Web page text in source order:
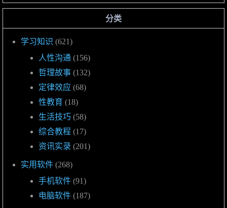
分类
学习知识 (621)
人性沟通 (156)
哲理故事 (132)
定律效应 (68)
性教育 (18)
生活技巧 (58)
综合教程 (17)
资讯实录 (201)
实用软件 (268)
手机软件 (91)
电脑软件 (187)